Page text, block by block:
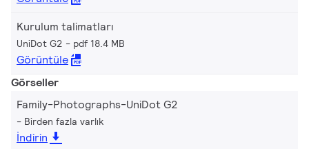
Kurulum talimatları
UniDot G2 pdf 18.4 MB
Görüntüle
Görseller
Family-Photographs-UniDot G2
Birden fazla varlık
İndirin